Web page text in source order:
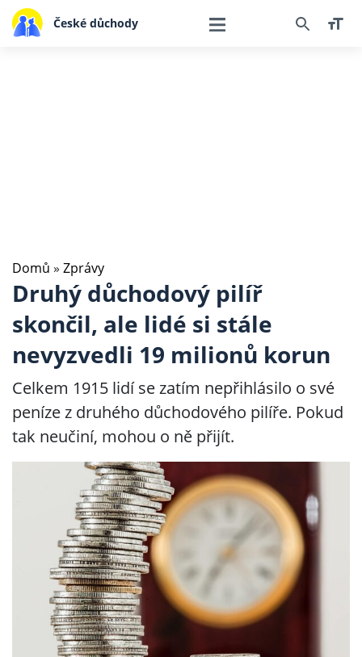
České důchody
Domů » Zprávy
Druhý důchodový pilíř
skončil, ale lidé si stále
nevyzvedli 19 milionů korun
Celkem 1915 lidí se zatím nepřihlásilo o své
peníze z druhého důchodového pilíře. Pokud
tak neučiní, mohou o ně přijít.